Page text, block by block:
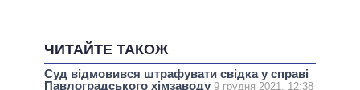
ЧИТАЙТЕ ТАКОЖ
Суд відмовився штрафувати свідка у справі
Павлоградського хімзаводу 9 грудня 2021, 12:38